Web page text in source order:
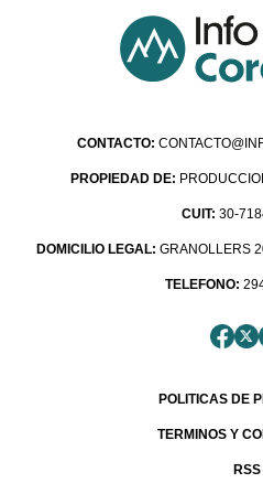
CONTACTO:
PROPIEDAD DE:
CUIT: 30-
DOMICILIO LEGAL: GRANOLLERS
TELEFONO:
POLITICAS DE
TERMINOS Y
RSS